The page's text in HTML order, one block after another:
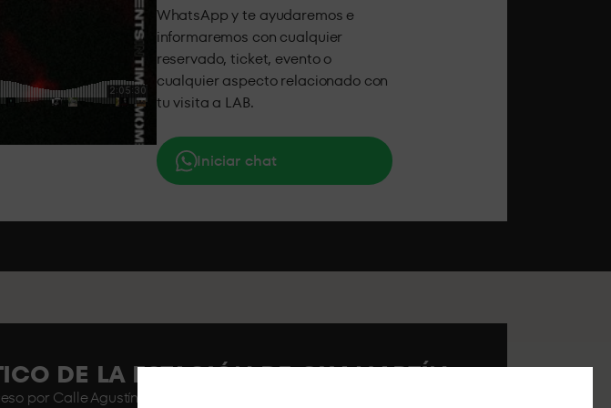
WhatsApp y te ayudaremos e
informaremos con cualquier
reservado, ticket, evento o
cualquier aspecto relacionado con
tu visita a LAB.
Iniciar chat
DE LA ESTACIÓN DE CHAMARTÍN
por Calle Agustín de Foxá nº 40.